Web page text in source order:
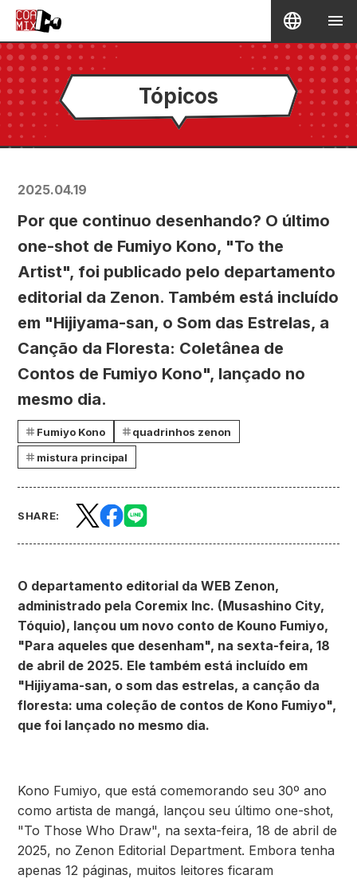
Tópicos
2025.04.19
Por que continuo desenhando? O último
one-shot de Fumiyo Kono, "To the
Artist", foi publicado pelo departamento
editorial da Zenon. Também está incluído
em "Hijiyama-san, o Som das Estrelas, a
Canção da Floresta: Coletânea de
Contos de Fumiyo Kono", lançado no
mesmo dia.
Fumiyo Kono
quadrinhos zenon
mistura principal
SHARE:
O departamento editorial da WEB Zenon,
administrado pela Coremix Inc. (Musashino City,
Tóquio), lançou um novo conto de Kouno Fumiyo,
"Para aqueles que desenham", na sexta-feira, 18
de abril de 2025. Ele também está incluído em
"Hijiyama-san, o som das estrelas, a canção da
floresta: uma coleção de contos de Kono Fumiyo",
que foi lançado no mesmo dia.
Kono Fumiyo, que está comemorando seu 30º ano
como artista de mangá, lançou seu último one-shot,
"To Those Who Draw", na sexta-feira, 18 de abril de
2025, no Zenon Editorial Department. Embora tenha
apenas 12 páginas, muitos leitores ficaram